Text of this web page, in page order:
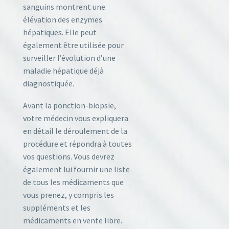
sanguins montrent une
élévation des enzymes
hépatiques. Elle peut
également être utilisée pour
surveiller l’évolution d’une
maladie hépatique déjà
diagnostiquée.
Avant la ponction-biopsie,
votre médecin vous expliquera
en détail le déroulement de la
procédure et répondra à toutes
vos questions. Vous devrez
également lui fournir une liste
de tous les médicaments que
vous prenez, y compris les
suppléments et les
médicaments en vente libre.